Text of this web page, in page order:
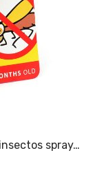
spray…